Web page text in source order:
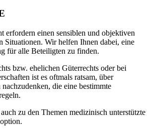
erfordern einen sensiblen und objektiven
Situationen. Wir helfen Ihnen dabei, eine
für alle Beteiligten zu finden.
bzw. ehelichen Güterrechts oder bei
ist es oftmals ratsam, über
die eine bestimmte
zu den Themen medizinisch unterstützte